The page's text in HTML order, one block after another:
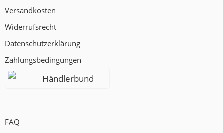
Versandkosten
Widerrufsrecht
Datenschutzerklärung
Zahlungsbedingungen
Händlerbund
FAQ